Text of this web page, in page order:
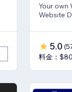
Your own
Website
5.0 (
料金：